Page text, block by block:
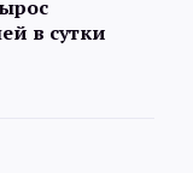
в сутки